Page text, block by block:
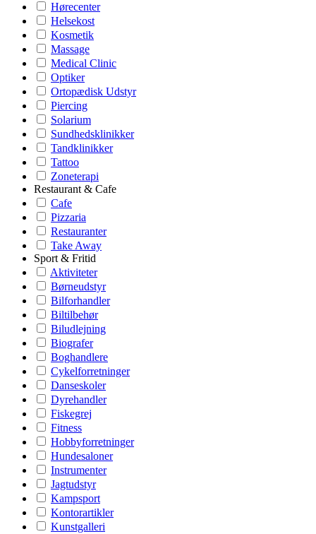
Hørecenter
Helsekost
Kosmetik
Massage
Medical Clinic
Optiker
Ortopædisk Udstyr
Piercing
Solarium
Sundhedsklinikker
Tandklinikker
Tattoo
Zoneterapi
Restaurant & Cafe
Cafe
Pizzaria
Restauranter
Take Away
Sport & Fritid
Aktiviteter
Børneudstyr
Bilforhandler
Biltilbehør
Biludlejning
Biografer
Boghandlere
Cykelforretninger
Danseskoler
Dyrehandler
Fiskegrej
Fitness
Hobbyforretninger
Hundesaloner
Instrumenter
Jagtudstyr
Kampsport
Kontorartikler
Kunstgalleri